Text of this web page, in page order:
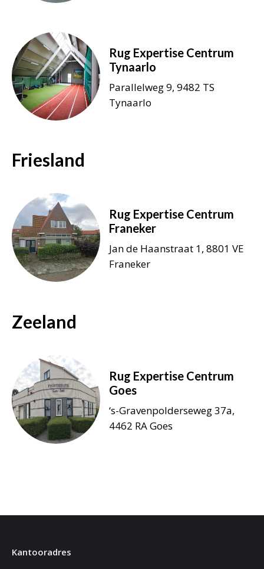
Rug Expertise Centrum
Tynaarlo
Parallelweg 9, 9482 TS
Tynaarlo
Friesland
Rug Expertise Centrum
Franeker
Jan de Haanstraat 1, 8801 VE
Franeker
Zeeland
Rug Expertise Centrum
Goes
‘s-Gravenpolderseweg 37a,
4462 RA Goes
Kantooradres